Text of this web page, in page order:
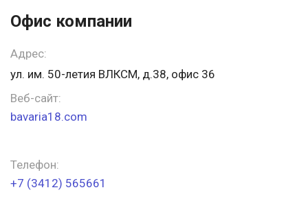
Офис компании
Адрес:
ул. им. 50-летия ВЛКСМ, д.38, офис 36
Веб-сайт:
bavaria18.com
Телефон:
+7 (3412) 565661